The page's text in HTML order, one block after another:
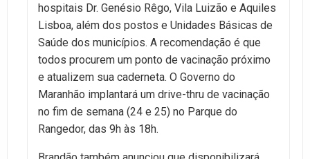
hospitais Dr. Genésio Rêgo, Vila Luizão e Aquiles
Lisboa, além dos postos e Unidades Básicas de
Saúde dos municípios. A recomendação é que
todos procurem um ponto de vacinação próximo
e atualizem sua caderneta. O Governo do
Maranhão implantará um drive-thru de vacinação
no fim de semana (24 e 25) no Parque do
Rangedor, das 9h às 18h.